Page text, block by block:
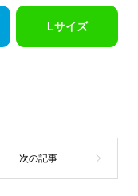
Lサイズ